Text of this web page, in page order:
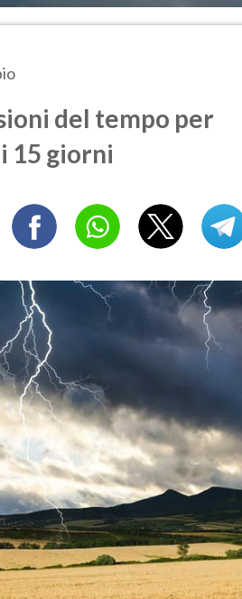
del tempo per
15 giorni